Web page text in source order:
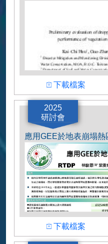
Kai-Chi Hsu, Guo-
Lin
下載檔案
下載檔案
2025
研討會
應用GEE於地表崩塌
下載檔案
下載檔案